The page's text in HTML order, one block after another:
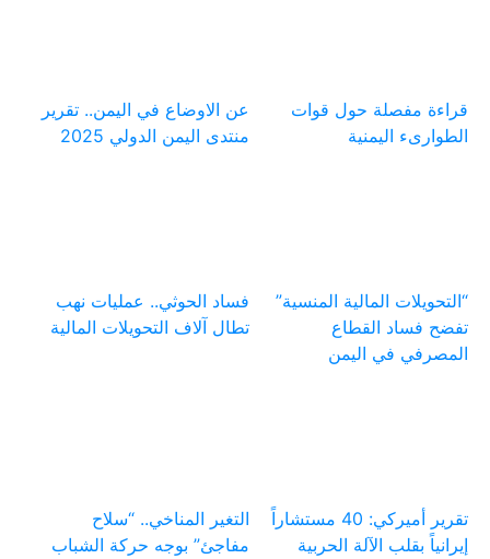
قراءة مفصلة حول قوات
الطوارىء اليمنية
عن الاوضاع في اليمن.. تقرير
منتدى اليمن الدولي 2025
“التحويلات المالية المنسية”
تفضح فساد القطاع
المصرفي في اليمن
فساد الحوثي.. عمليات نهب
تطال آلاف التحويلات المالية
تقرير أميركي: 40 مستشاراً
إيرانياً بقلب الآلة الحربية
التغير المناخي.. “سلاح
مفاجئ” بوجه حركة الشباب